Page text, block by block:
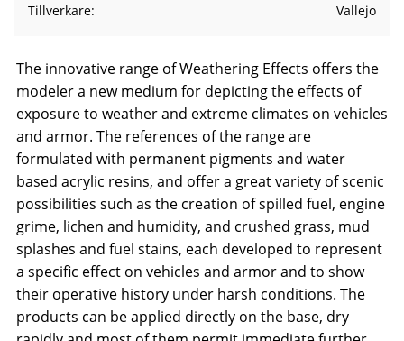
Tillverkare
Vallejo
The innovative range of Weathering Effects offers the
modeler a new medium for depicting the effects of
exposure to weather and extreme climates on vehicles
and armor. The references of the range are
formulated with permanent pigments and water
based acrylic resins, and offer a great variety of scenic
possibilities such as the creation of spilled fuel, engine
grime, lichen and humidity, and crushed grass, mud
splashes and fuel stains, each developed to represent
a specific effect on vehicles and armor and to show
their operative history under harsh conditions. The
products can be applied directly on the base, dry